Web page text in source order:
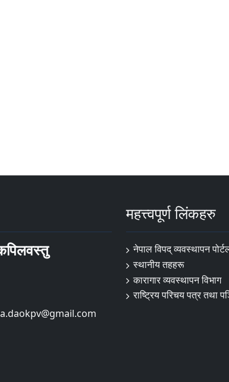
महत्त्वपूर्ण लिंकहरु
नेपाल विपद् व्यवस्थापन
स्थानीय तहहरू
कारागार व्यवस्थापन विभाग
राष्ट्रिय परिचय पत्र तथा